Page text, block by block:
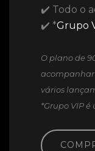
✔️ Todo o
✔️ *Grupo
O plano de
vários
*Grupo VIP